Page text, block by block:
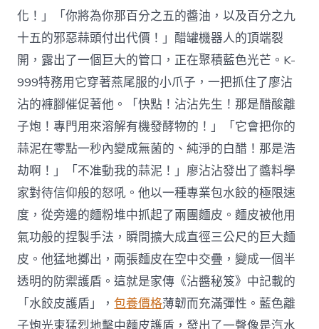
化！」「你將為你那百分之五的醬油，以及百分之九
十五的邪惡蒜頭付出代價！」醋罐機器人的頂端裂
開，露出了一個巨大的管口，正在聚積藍色光芒。K-
999特務用它穿著燕尾服的小爪子，一把抓住了廖沾
沾的褲腳催促著他。「快點！沾沾先生！那是醋酸離
子炮！專門用來溶解有機發酵物的！」「它會把你的
蒜泥在零點一秒內變成無菌的、純淨的白醋！那是浩
劫啊！」「不准動我的蒜泥！」廖沾沾發出了醬料學
家對待信仰般的怒吼。他以一種專業包水餃的極限速
度，從旁邊的麵粉堆中抓起了兩團麵皮。麵皮被他用
氣功般的捏製手法，瞬間擴大成直徑三公尺的巨大麵
皮。他猛地擲出，兩張麵皮在空中交疊，變成一個半
透明的防禦護盾。這就是家傳《沾醬秘笈》中記載的
「水餃皮護盾」，包養價格薄韌而充滿彈性。藍色離